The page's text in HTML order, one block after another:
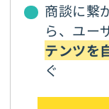
商談に繋
ら、ユー
テンツを
ぐ